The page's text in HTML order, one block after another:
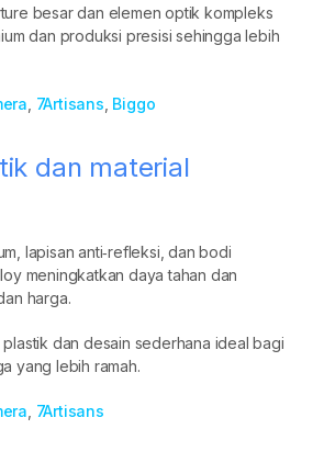
besar dan elemen optik kompleks
dan produksi presisi sehingga lebih
7Artisans Biggo
dan material
lapisan anti‑refleksi, dan bodi
meningkatkan daya tahan dan
harga.
dan desain sederhana ideal bagi
yang lebih ramah.
7Artisans